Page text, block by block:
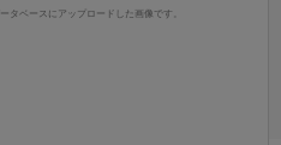
タベースにアップロードした画像です。